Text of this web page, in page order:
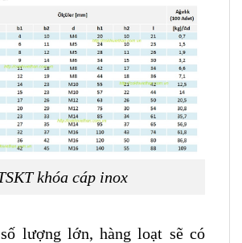
khóa cáp inox
lượng lớn, hàng loạt sẽ có